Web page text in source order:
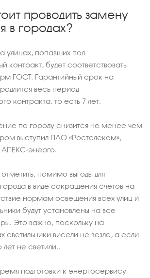
проводить замену
в городах?
улицах, попавших под
контракт, будет соответствовать
ГОСТ. Гарантийный срок на
весь период
контракта, то есть 7 лет.
по городу снизится не менее чем
выступил ПАО «Ростелеком»,
АПЕКС-энерго.
помимо выгоды для
в виде сокращения счетов на
нормам освещения всех улиц и
будут установлены на все
Это важно, поскольку на
светильники висели не везде, а если
не светили..
подготовки к энергосервису